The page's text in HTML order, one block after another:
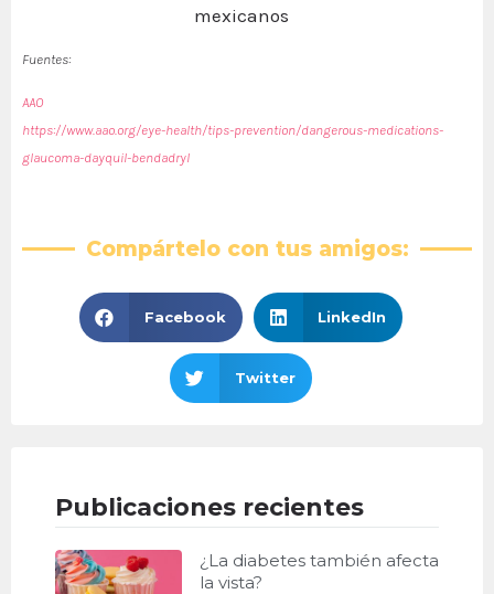
mexicanos
Fuentes:
AAO
https://www.aao.org/eye-health/tips-prevention/dangerous-medications-
glaucoma-dayquil-bendadryl
Compártelo con tus amigos:
Facebook LinkedIn
Twitter
Publicaciones recientes
¿La diabetes también afecta
la vista?